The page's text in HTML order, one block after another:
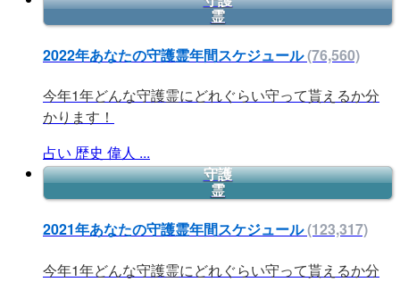
霊
2022年あなたの守護霊年間スケジュール(76,560)
今年1年どんな守護霊にどれぐらい守って貰えるか分
かります！
占い 歴史 偉人 ...
守護
霊
2021年あなたの守護霊年間スケジュール(123,317)
今年1年どんな守護霊にどれぐらい守って貰えるか分